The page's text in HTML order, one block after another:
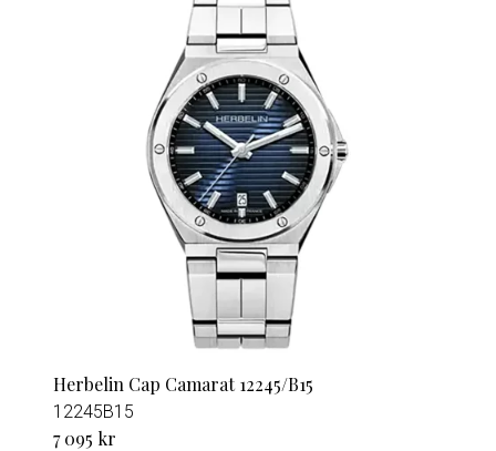
Herbelin Cap Camarat 12245/B15
12245B15
7 095 kr